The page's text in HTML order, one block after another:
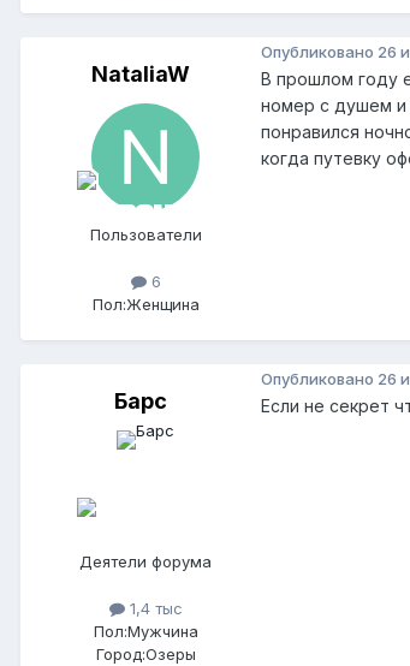
NataliaW
Пользователи
6
Пол:Женщина
Опубликовано 26
В прошлом году
номер с душем и
понравился
когда путевку
Барс
Деятели форума
1,4 тыс
Пол:Мужчина
Город:Озеры
Опубликовано 26
Если не секрет